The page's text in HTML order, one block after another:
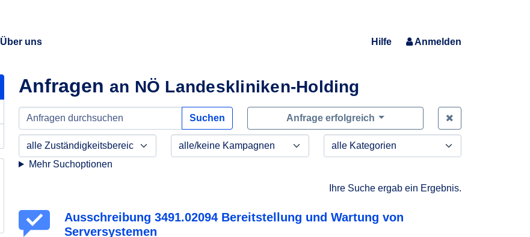
Über uns Hilfe Anmelden
Anfragen an NÖ Landeskliniken-Holding
Suchen Anfrage erfolgreich
Mehr Suchoptionen
Ihre Suche ergab ein Ergebnis.
Ausschreibung 3491.02094 Bereitstellung und Wartung von
Serversystemen